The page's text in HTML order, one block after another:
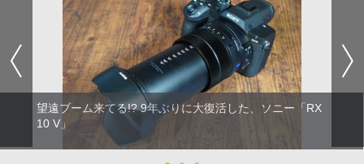
望遠ブーム来てる!? 9年ぶりに大復活した、ソニー「RX
10 V」